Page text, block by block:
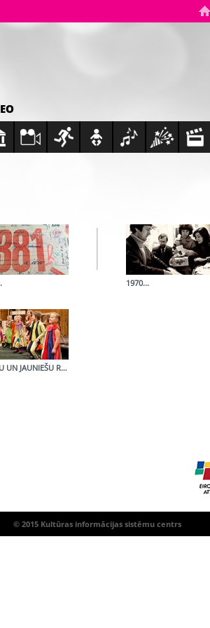
1970...
BĒRNU UN JAUNIEŠU RAIDĪJUMI
© 2015 Kultūras informācijas sistēmu centrs